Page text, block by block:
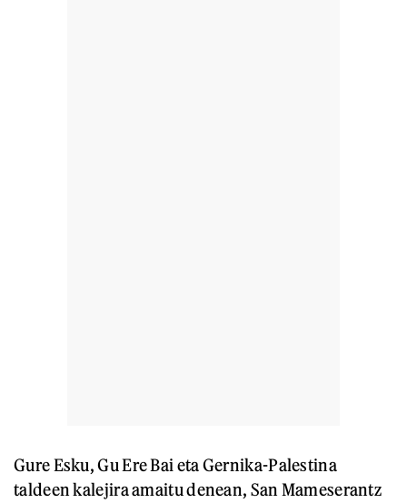
Gure Esku, Gu Ere Bai eta Gernika-Palestina
taldeen kalejira amaitu denean, San Mameserantz